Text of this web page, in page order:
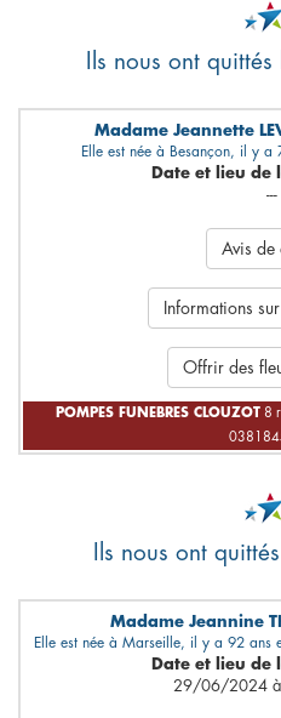
Ils nous ont
Madame Jeannette
Elle est née à Besançon, il y a
Date et lieu de
---
Avis de
Informations
Offrir des
POMPES FUNEBRES CLOUZOT 8
Ils nous ont
Madame Jeannine
Elle est née à Marseille, il y a 92 ans
Date et lieu de
29/06/2024 à